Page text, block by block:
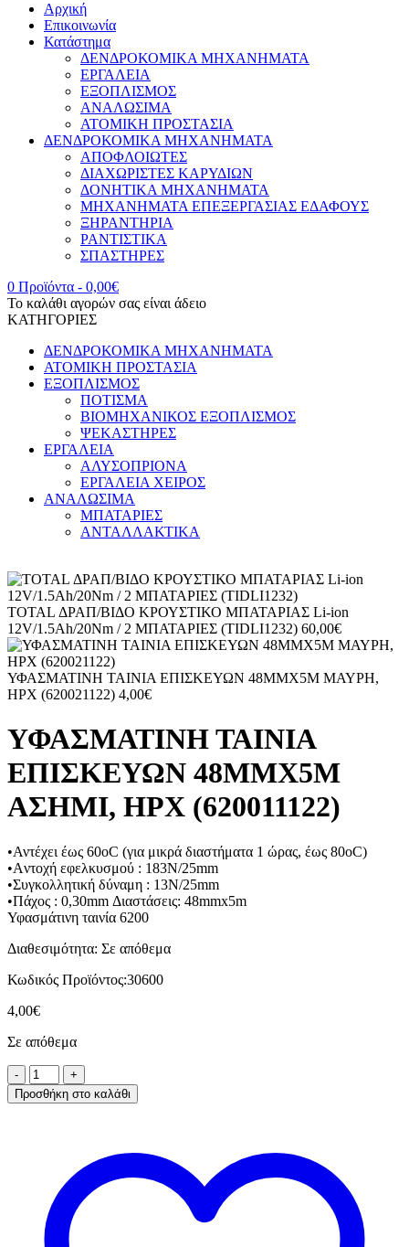
Αρχική
Επικοινωνία
Κατάστημα
ΔΕΝΔΡΟΚΟΜΙΚΑ ΜΗΧΑΝΗΜΑΤΑ
ΕΡΓΑΛΕΙΑ
ΕΞΟΠΛΙΣΜΟΣ
ΑΝΑΛΩΣΙΜΑ
ΑΤΟΜΙΚΗ ΠΡΟΣΤΑΣΙΑ
ΔΕΝΔΡΟΚΟΜΙΚΑ ΜΗΧΑΝΗΜΑΤΑ
ΑΠΟΦΛΟΙΩΤΕΣ
ΔΙΑΧΩΡΙΣΤΕΣ ΚΑΡΥΔΙΩΝ
ΔΟΝΗΤΙΚΑ ΜΗΧΑΝΗΜΑΤΑ
ΜΗΧΑΝΗΜΑΤΑ ΕΠΕΞΕΡΓΑΣΙΑΣ ΕΔΑΦΟΥΣ
ΞΗΡΑΝΤΗΡΙΑ
ΡΑΝΤΙΣΤΙΚΑ
ΣΠΑΣΤΗΡΕΣ
0 Προϊόντα - 0,00€
Το καλάθι αγορών σας είναι άδειο
ΚΑΤΗΓΟΡΙΕΣ
ΔΕΝΔΡΟΚΟΜΙΚΑ ΜΗΧΑΝΗΜΑΤΑ
ΑΤΟΜΙΚΗ ΠΡΟΣΤΑΣΙΑ
ΕΞΟΠΛΙΣΜΟΣ
ΠΟΤΙΣΜΑ
ΒΙΟΜΗΧΑΝΙΚΟΣ ΕΞΟΠΛΙΣΜΟΣ
ΨΕΚΑΣΤΗΡΕΣ
ΕΡΓΑΛΕΙΑ
ΑΛΥΣΟΠΡΙΟΝΑ
ΕΡΓΑΛΕΙΑ ΧΕΙΡΟΣ
ΑΝΑΛΩΣΙΜΑ
ΜΠΑΤΑΡΙΕΣ
ΑΝΤΑΛΛΑΚΤΙΚΑ
TOTAL ΔΡΑΠ/ΒΙΔΟ ΚΡΟΥΣΤΙΚΟ ΜΠΑΤΑΡΙΑΣ Li-ion
12V/1.5Ah/20Nm / 2 ΜΠΑΤΑΡΙΕΣ (TIDLI1232) 60,00€
ΥΦΑΣΜΑΤΙΝΗ ΤΑΙΝΙΑ ΕΠΙΣΚΕΥΩΝ 48MMX5M ΜΑΥΡΗ,
HPX (620021122) 4,00€
ΥΦΑΣΜΑΤΙΝΗ ΤΑΙΝΙΑ
ΕΠΙΣΚΕΥΩΝ 48MMX5M
ΑΣΗΜΙ, HPX (620011122)
•Αντέχει έως 60οC (για μικρά διαστήματα 1 ώρας, έως 80οC)
•Aντοχή εφελκυσμού : 183Ν/25mm
•Συγκολλητική δύναμη : 13Ν/25mm
•Πάχος : 0,30mm Διαστάσεις: 48mmx5m
Υφασμάτινη ταινία 6200
Διαθεσιμότητα: Σε απόθεμα
Κωδικός Προϊόντος:30600
4,00€
Σε απόθεμα
Προσθήκη στο καλάθι